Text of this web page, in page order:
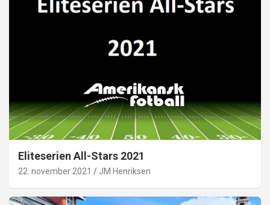
Eliteserien All-Stars 2021
22. november 2021 JM Henriksen